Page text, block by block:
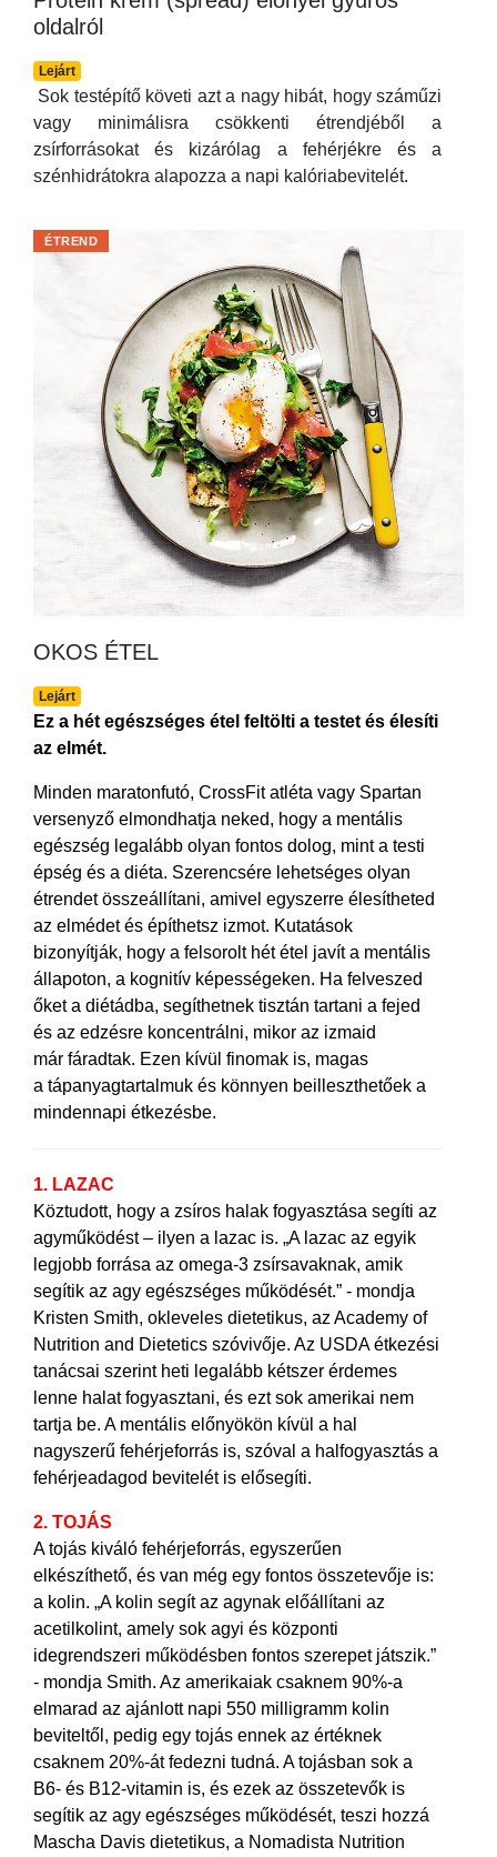
oldalról
Lejárt
Sok testépítő követi azt a nagy hibát, hogy száműzi
vagy minimálisra csökkenti étrendjéből a
zsírforrásokat és kizárólag a fehérjékre és a
szénhidrátokra alapozza a napi kalóriabevitelét.
OKOS ÉTEL
Lejárt
ÉTREND
Ez a hét egészséges étel feltölti a testet és élesíti
az elmét.
Minden maratonfutó, CrossFit atléta vagy Spartan
versenyző elmondhatja neked, hogy a mentális
egészség legalább olyan fontos dolog, mint a testi
épség és a diéta. Szerencsére lehetséges olyan
étrendet összeállítani, amivel egyszerre élesítheted
az elmédet és építhetsz izmot. Kutatások
bizonyítják, hogy a felsorolt hét étel javít a mentális
állapoton, a kognitív képességeken. Ha felveszed
őket a diétádba, segíthetnek tisztán tartani a fejed
és az edzésre koncentrálni, mikor az izmaid
már fáradtak. Ezen kívül finomak is, magas
a tápanyagtartalmuk és könnyen beilleszthetőek a
mindennapi étkezésbe.
1. LAZAC
Köztudott, hogy a zsíros halak fogyasztása segíti az
agyműködést – ilyen a lazac is. „A lazac az egyik
legjobb forrása az omega-3 zsírsavaknak, amik
segítik az agy egészséges működését.” - mondja
Kristen Smith, okleveles dietetikus, az Academy of
Nutrition and Dietetics szóvivője. Az USDA étkezési
tanácsai szerint heti legalább kétszer érdemes
lenne halat fogyasztani, és ezt sok amerikai nem
tartja be. A mentális előnyökön kívül a hal
nagyszerű fehérjeforrás is, szóval a halfogyasztás a
fehérjeadagod bevitelét is elősegíti.
2. TOJÁS
A tojás kiváló fehérjeforrás, egyszerűen
elkészíthető, és van még egy fontos összetevője is:
a kolin. „A kolin segít az agynak előállítani az
acetilkolint, amely sok agyi és központi
idegrendszeri működésben fontos szerepet játszik.”
- mondja Smith. Az amerikaiak csaknem 90%-a
elmarad az ajánlott napi 550 milligramm kolin
beviteltől, pedig egy tojás ennek az értéknek
csaknem 20%-át fedezni tudná. A tojásban sok a
B6- és B12-vitamin is, és ezek az összetevők is
segítik az agy egészséges működését, teszi hozzá
Mascha Davis dietetikus, a Nomadista Nutrition